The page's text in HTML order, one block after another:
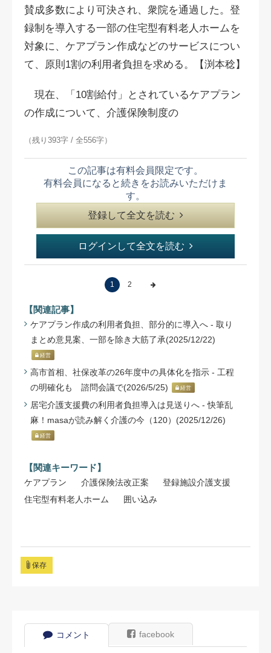
賛成多数により可決され、衆院を通過した。登
録制を導入する一部の住宅型有料老人ホームを
対象に、ケアプラン作成などのサービスについ
て、原則1割の利用者負担を求める。【渕本稔】
現在、「10割給付」とされているケアプラン
の作成について、介護保険制度の
（残り393字 / 全556字）
この記事は有料会員限定です。
有料会員になると続きをお読みいただけま
す。
登録して全文を読む
ログインして全文を読む
1 2
【関連記事】
ケアプラン作成の利用者負担、部分的に導入へ - 取り
まとめ意見案、一部を除き大筋了承(2025/12/22)
経営
高市首相、社保改革の26年度中の具体化を指示 - 工程
の明確化も 諮問会議で(2026/5/25)
経営
居宅介護支援費の利用者負担導入は見送りへ - 快筆乱
麻！masaが読み解く介護の今（120）(2025/12/26)
経営
【関連キーワード】
ケアプラン 介護保険法改正案
登録施設介護支援
住宅型有料老人ホーム
囲い込み
保存
コメント facebook